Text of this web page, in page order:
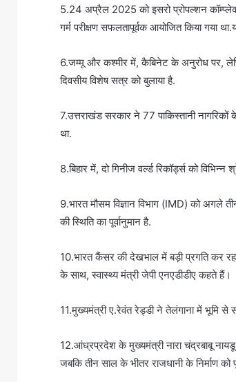
5.24 अप्रैल 2025 को इसरो प्रोपल्शन
गर्म परीक्षण सफलतापूर्वक आयोजित किया गया
6.जम्मू और कश्मीर में, कैबिनेट के अनुरोध पर,
दिवसीय विशेष सत्र को बुलाया है.
7.उत्तराखंड सरकार ने 77 पाकिस्तानी नागरिकों
था.
8.बिहार में, दो गिनीज वर्ल्ड रिकॉर्ड्स को
9.भारत मौसम विज्ञान विभाग (IMD) को अगले
की स्थिति का पूर्वानुमान है.
10.भारत कैंसर की देखभाल में बड़ी प्रगति कर
के साथ, स्वास्थ्य मंत्री जेपी एनएडीडीए कहते हैं।
11.मुख्यमंत्री ए.रेवंत रेड्डी ने तेलंगाना में भूमि से
12.आंध्रप्रदेश के मुख्यमंत्री नारा चंद्रबाबू नायडू
जबकि तीन साल के भीतर राजधानी के निर्माण